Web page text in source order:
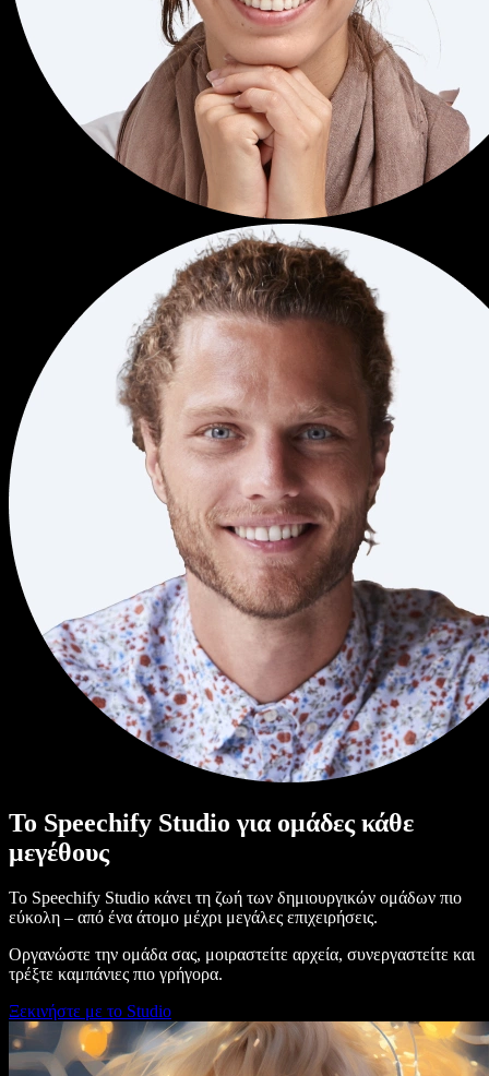
Το Speechify Studio για ομάδες κάθε
μεγέθους
Το Speechify Studio κάνει τη ζωή των δημιουργικών ομάδων πιο
εύκολη – από ένα άτομο μέχρι μεγάλες επιχειρήσεις.
Οργανώστε την ομάδα σας, μοιραστείτε αρχεία, συνεργαστείτε και
τρέξτε καμπάνιες πιο γρήγορα.
Ξεκινήστε με το Studio